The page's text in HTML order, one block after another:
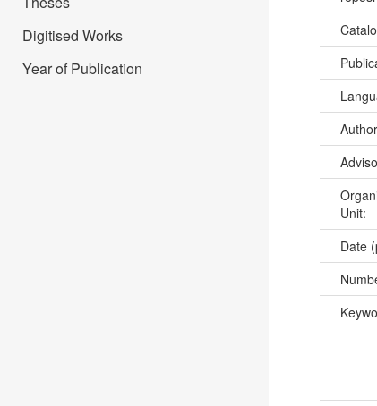
Digitised Works
Year of Publication
Unit:
Date